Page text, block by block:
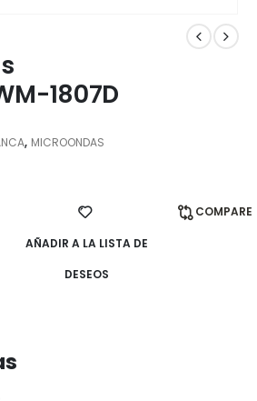
1807D
, MICROONDAS
AÑADIR A LA LISTA DE
DESEOS
COMPARE